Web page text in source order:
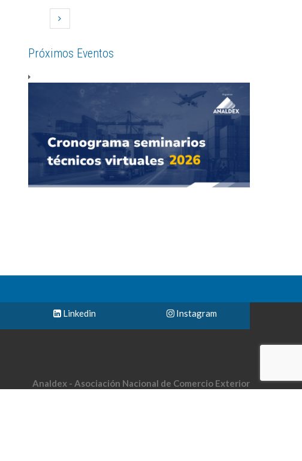
Próximos Eventos
Linkedin Instagram
Analdex - Asociación Nacional de Comercio Exterior